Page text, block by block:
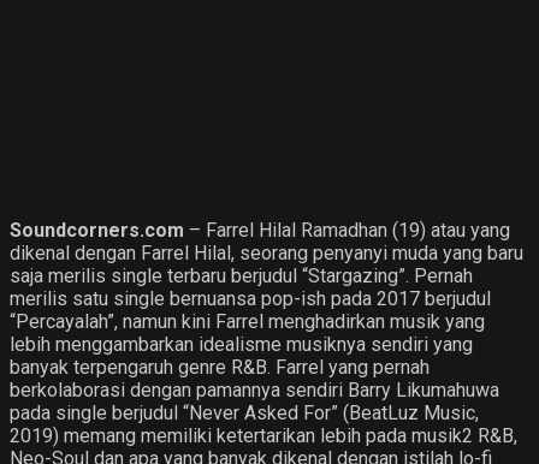
Soundcorners.com – Farrel Hilal Ramadhan (19) atau yang
dikenal dengan Farrel Hilal, seorang penyanyi muda yang baru
saja merilis single terbaru berjudul “Stargazing”. Pernah
merilis satu single bernuansa pop-ish pada 2017 berjudul
“Percayalah”, namun kini Farrel menghadirkan musik yang
lebih menggambarkan idealisme musiknya sendiri yang
banyak terpengaruh genre R&B. Farrel yang pernah
berkolaborasi dengan pamannya sendiri Barry Likumahuwa
pada single berjudul “Never Asked For” (BeatLuz Music,
2019) memang memiliki ketertarikan lebih pada musik2 R&B,
Neo-Soul dan apa yang banyak dikenal dengan istilah lo-fi